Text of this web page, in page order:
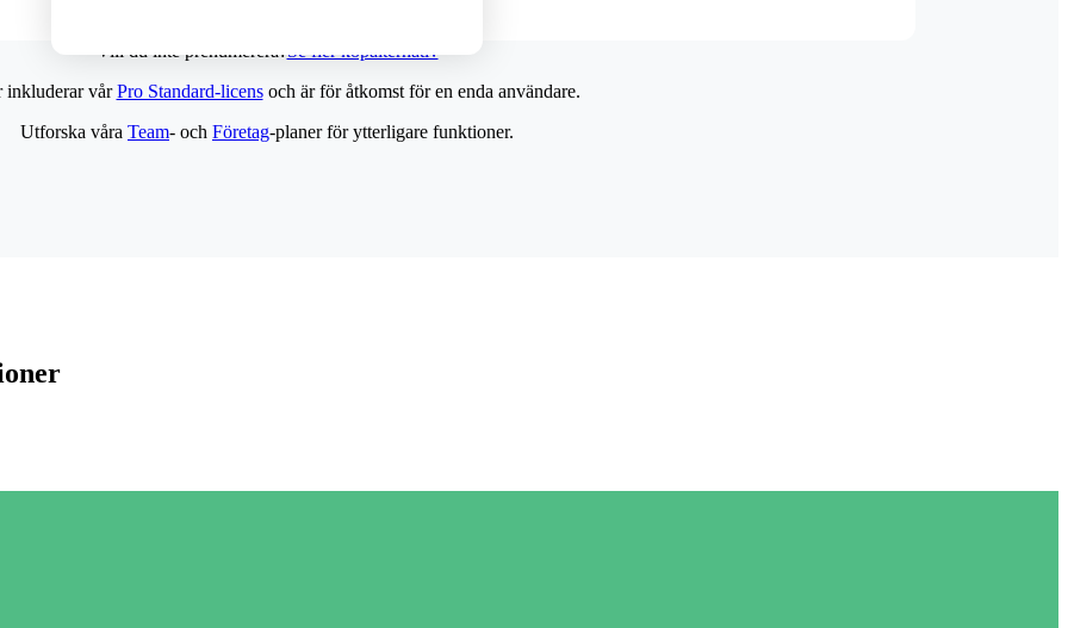
Vill du inte prenumerera?Se fler köpalternativ
inkluderar vårPro Standard-licensoch är för åtkomst för en enda användare.
Utforska våra Team- och Företag-planer för ytterligare funktioner.